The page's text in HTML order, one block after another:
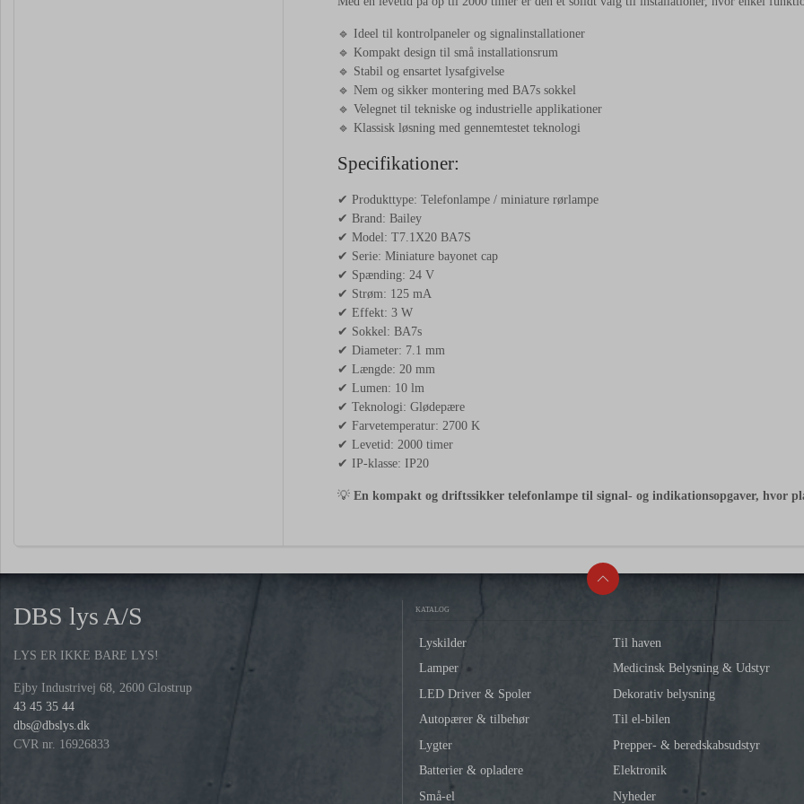
🔹 Ideel til kontrolpaneler og signalinstallationer
🔹 Kompakt design til små installationsrum
🔹 Stabil og ensartet lysafgivelse
🔹 Nem og sikker montering med BA7s sokkel
🔹 Velegnet til tekniske og industrielle applikationer
🔹 Klassisk løsning med gennemtestet teknologi
Specifikationer:
✔ Produkttype: Telefonlampe / miniature rørlampe
✔ Brand: Bailey
✔ Model: T7.1X20 BA7S
✔ Serie: Miniature bayonet cap
✔ Spænding: 24 V
✔ Strøm: 125 mA
✔ Effekt: 3 W
✔ Sokkel: BA7s
✔ Diameter: 7.1 mm
✔ Længde: 20 mm
✔ Lumen: 10 lm
✔ Teknologi: Glødepære
✔ Farvetemperatur: 2700 K
✔ Levetid: 2000 timer
✔ IP-klasse: IP20
💡 En kompakt og driftssikker telefonlampe til signal- og indikationsopgaver, hvor
DBS lys A/S
LYS ER IKKE BARE LYS!
Ejby Industrivej 68, 2600 Glostrup
43 45 35 44
dbs@dbslys.dk
CVR nr. 16926833
KATALOG
Lyskilder
Lamper
LED Driver & Spoler
Autopærer & tilbehør
Lygter
Batterier & opladere
Små-el
Til haven
Medicinsk Belysning & Udstyr
Dekorativ belysning
Til el-bilen
Prepper- & beredskabsudstyr
Elektronik
Nyheder